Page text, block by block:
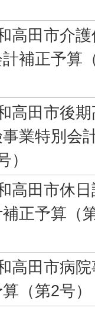
高田市介護
補正予算
高田市後期
業特別会
）
高田市休日
正予算（
高田市病院
（第2号）